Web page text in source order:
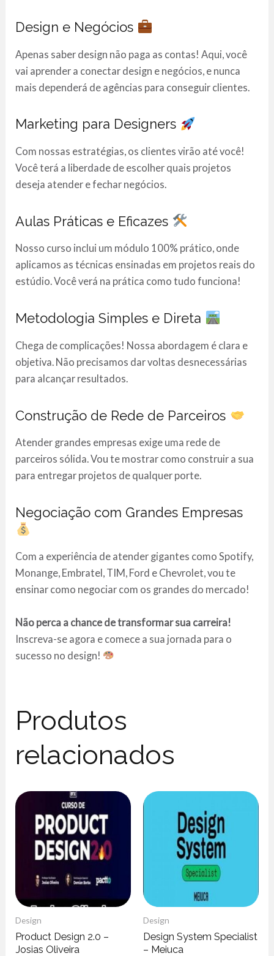
Design e Negócios
Apenas saber design não paga as contas! Aqui, você
vai aprender a conectar design e negócios, e nunca
mais dependerá de agências para conseguir clientes.
Marketing para Designers
Com nossas estratégias, os clientes virão até você!
Você terá a liberdade de escolher quais projetos
deseja atender e fechar negócios.
Aulas Práticas e Eficazes
Nosso curso inclui um módulo 100% prático, onde
aplicamos as técnicas ensinadas em projetos reais do
estúdio. Você verá na prática como tudo funciona!
Metodologia Simples e Direta
Chega de complicações! Nossa abordagem é clara e
objetiva. Não precisamos dar voltas desnecessárias
para alcançar resultados.
Construção de Rede de Parceiros
Atender grandes empresas exige uma rede de
parceiros sólida. Vou te mostrar como construir a sua
para entregar projetos de qualquer porte.
Negociação com Grandes Empresas
Com a experiência de atender gigantes como Spotify,
Monange, Embratel, TIM, Ford e Chevrolet, vou te
ensinar como negociar com os grandes do mercado!
Não perca a chance de transformar sua carreira!
Inscreva-se agora e comece a sua jornada para o
sucesso no design!
Produtos
relacionados
Design
Product Design 2.0 –
Josias Oliveira
Design
Design System Specialist
– Meiuca